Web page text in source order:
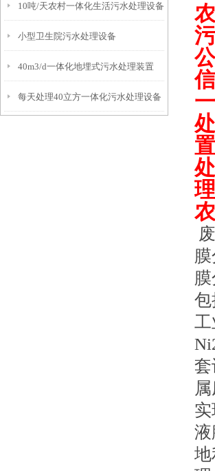
10吨/天农村一体化生活污水处理设备
小型卫生院污水处理设备
40m3/d一体化地埋式污水处理装置
每天处理40立方一体化污水处理设备
工
地